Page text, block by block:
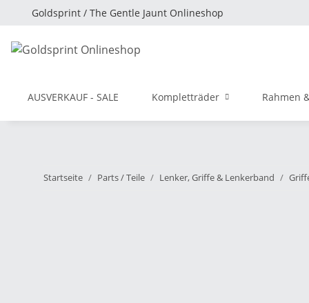
Goldsprint / The Gentle Jaunt Onlineshop
AUSVERKAUF - SALE Kompletträder Rahmen
Startseite Parts / Teile Lenker, Griffe & Lenkerband